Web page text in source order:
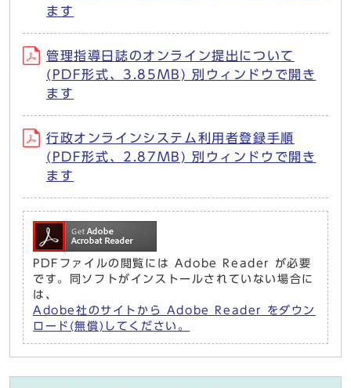
ます
管理指導日誌のオンライン提出について
(PDF形式、3.85MB) 別ウィンドウで開き
ます
行政オンラインシステム利用者登録手順
(PDF形式、2.87MB) 別ウィンドウで開き
ます
PDFファイルの閲覧には Adobe Reader が必要
です。同ソフトがインストールされていない場合に
は、
Adobe社のサイトから Adobe Reader をダウン
ロード(無償)してください。